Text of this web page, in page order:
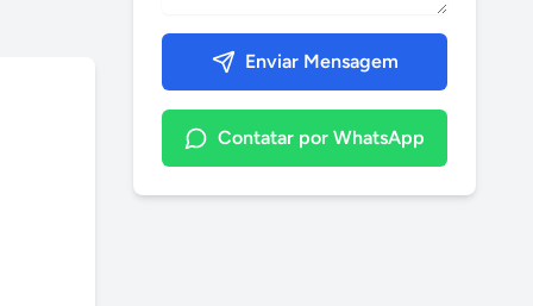
Enviar Mensagem
Contatar por WhatsApp